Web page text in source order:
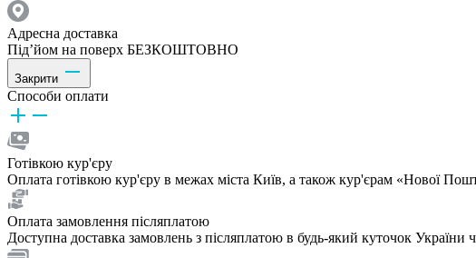
Адресна доставка
Під’йом на поверх БЕЗКОШТОВНО
Закрити
Способи оплати
Готівкою кур'єру
Оплата готівкою кур'єру в межах міста Київ, а також кур'єрам «Нової
Оплата замовлення післяплатою
Доступна доставка замовлень з післяплатою в будь-який куточок